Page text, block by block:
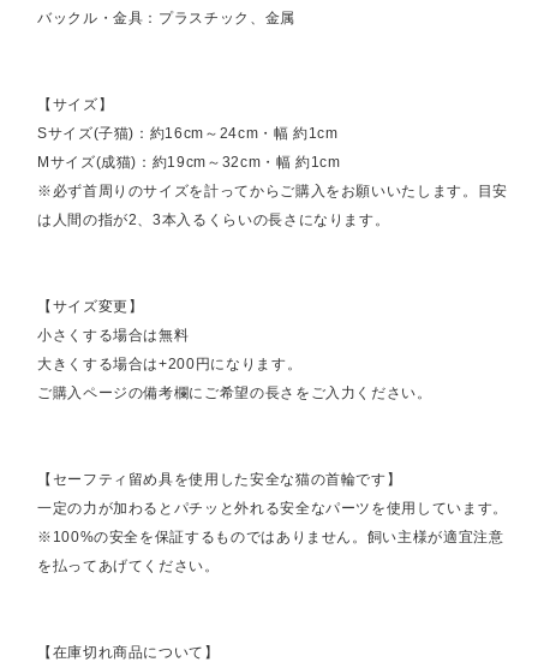
バックル・金具：プラスチック、金属
【サイズ】
Sサイズ(子猫)：約16cm～24cm・幅 約1cm
Mサイズ(成猫)：約19cm～32cm・幅 約1cm
※必ず首周りのサイズを計ってからご購入をお願いいたします。目安
は人間の指が2、3本入るくらいの長さになります。
【サイズ変更】
小さくする場合は無料
大きくする場合は+200円になります。
ご購入ページの備考欄にご希望の長さをご入力ください。
【セーフティ留め具を使用した安全な猫の首輪です】
一定の力が加わるとパチッと外れる安全なパーツを使用しています。
※100%の安全を保証するものではありません。飼い主様が適宜注意
を払ってあげてください。
【在庫切れ商品について】